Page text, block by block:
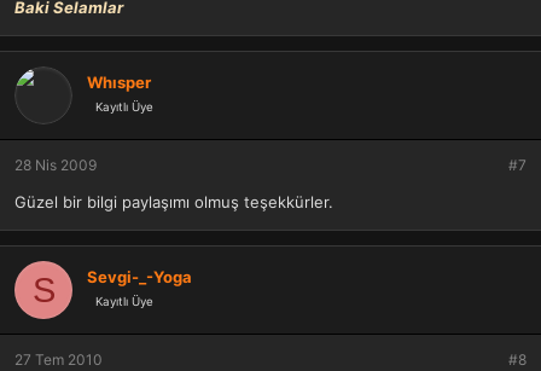
Baki Selamlar
Whısper
Kayıtlı Üye
28 Nis 2009 #7
Güzel bir bilgi paylaşımı olmuş teşekkürler.
S Sevgi-_-Yoga
Kayıtlı Üye
27 Tem 2010 #8